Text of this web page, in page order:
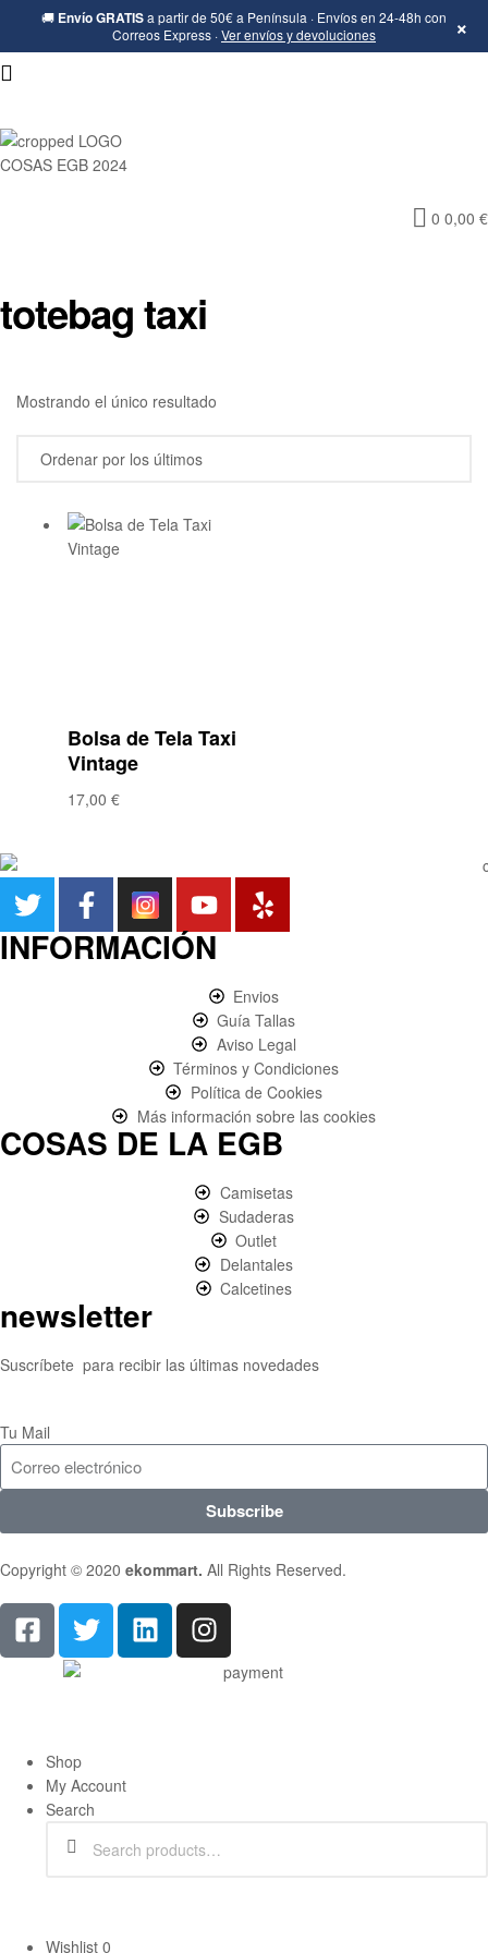
🚚 Envío GRATISa partir de 50€ a Península · Envíos en 24-48h con
Correos Express ·Ver envíos y devoluciones ×
la
Ropa
Ochentera,
0 0,00 €
totebag taxi
Mostrando el único resultado
Bolsa de Tela Taxi
Vintage
17,00 €
INFORMACIÓN
Envios
Guía Tallas
Aviso Legal
Términos y Condiciones
Política de Cookies
Más información sobre las cookies
COSAS DE LA EGB
Camisetas
Sudaderas
Outlet
Delantales
Calcetines
newsletter
Suscríbete para recibir las últimas novedades
Tu Mail
Subscribe
Copyright © 2020 ekommart. All Rights Reserved.
Shop
My Account
Search
Wishlist 0